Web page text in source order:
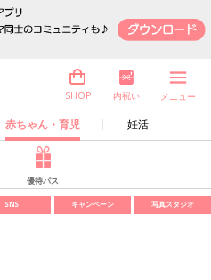
赤ちゃん・育児 妊活
SHOP 内祝い メニュー
優待パス
SNS キャンペーン 写真スタジオ